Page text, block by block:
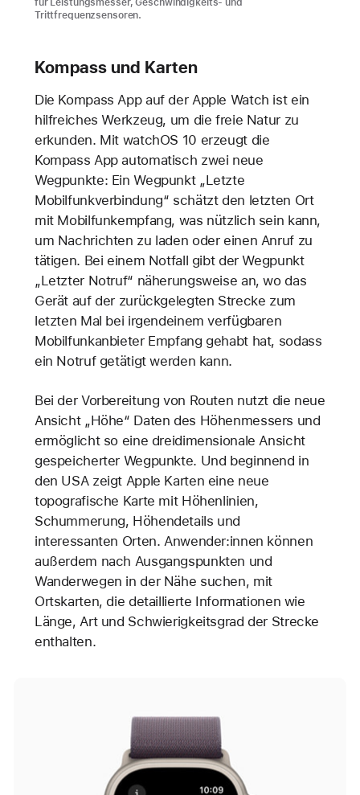
für Leistungsmesser, Geschwindigkeits- und
Trittfrequenzsensoren.
Kompass und Karten
Die Kompass App auf der Apple Watch ist ein
hilfreiches Werkzeug, um die freie Natur zu
erkunden. Mit watchOS 10 erzeugt die
Kompass App automatisch zwei neue
Wegpunkte: Ein Wegpunkt „Letzte
Mobilfunkverbindung“ schätzt den letzten Ort
mit Mobilfunkempfang, was nützlich sein kann,
um Nachrichten zu laden oder einen Anruf zu
tätigen. Bei einem Notfall gibt der Wegpunkt
„Letzter Notruf“ näherungsweise an, wo das
Gerät auf der zurückgelegten Strecke zum
letzten Mal bei irgendeinem verfügbaren
Mobilfunkanbieter Empfang gehabt hat, sodass
ein Notruf getätigt werden kann.
Bei der Vorbereitung von Routen nutzt die neue
Ansicht „Höhe“ Daten des Höhenmessers und
ermöglicht so eine dreidimensionale Ansicht
gespeicherter Wegpunkte. Und beginnend in
den USA zeigt Apple Karten eine neue
topografische Karte mit Höhenlinien,
Schummerung, Höhendetails und
interessanten Orten. Anwender:innen können
außerdem nach Ausgangspunkten und
Wanderwegen in der Nähe suchen, mit
Ortskarten, die detaillierte Informationen wie
Länge, Art und Schwierigkeitsgrad der Strecke
enthalten.